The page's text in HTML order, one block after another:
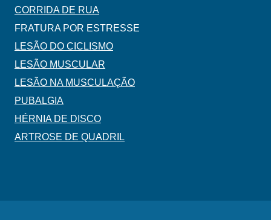
CORRIDA DE RUA
FRATURA POR ESTRESSE
LESÃO DO CICLISMO
LESÃO MUSCULAR
LESÃO NA MUSCULAÇÃO
PUBALGIA
HÉRNIA DE DISCO
ARTROSE DE QUADRIL